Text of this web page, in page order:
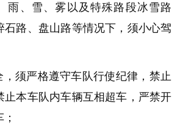
雨、雪、雾以及特殊路段冰雪路
石路、盘山路等情况下，须小心驾
，须严格遵守车队行使纪律，禁止
止本车队内车辆互相超车，严禁开